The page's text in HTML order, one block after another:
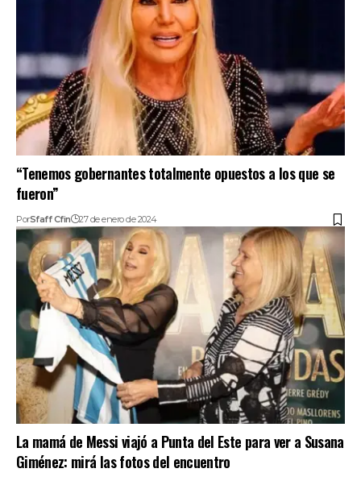
“Tenemos gobernantes totalmente opuestos a los que se
fueron”
PorSfaff Cfin 27 de enero de 2024
La mamá de Messi viajó a Punta del Este para ver a Susana
Giménez: mirá las fotos del encuentro